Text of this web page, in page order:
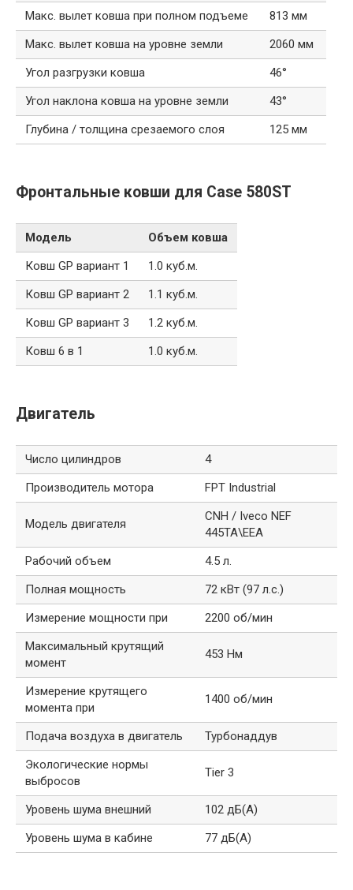
Макс. вылет ковша при полном подъеме
813 мм
Макс. вылет ковша на уровне земли
2060 мм
Угол разгрузки ковша
46°
Угол наклона ковша на уровне земли
43°
Глубина / толщина срезаемого слоя
125 мм
Фронтальные ковши для Case 580ST
Модель
Объем ковша
Ковш GP вариант 1
1.0 куб.м.
Ковш GP вариант 2
1.1 куб.м.
Ковш GP вариант 3
1.2 куб.м.
Ковш 6 в 1
1.0 куб.м.
Двигатель
Число цилиндров
4
Производитель мотора
FPT Industrial
Модель двигателя
CNH / Iveco NEF
445TA\EEA
Рабочий объем
4.5 л.
Полная мощность
72 кВт (97 л.с.)
Измерение мощности при
2200 об/мин
Максимальный крутящий
момент
453 Нм
Измерение крутящего
момента при
1400 об/мин
Подача воздуха в двигатель
Турбонаддув
Экологические нормы
выбросов
Tier 3
Уровень шума внешний
102 дБ(А)
Уровень шума в кабине
77 дБ(А)